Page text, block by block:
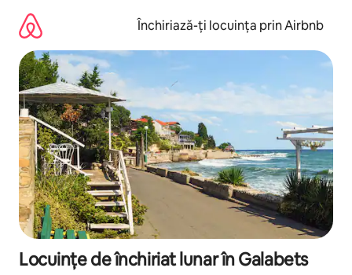
mergi
conținut
Închiriază-ți locuința prin Airbnb
Locuințe de închiriat lunar în Galabets